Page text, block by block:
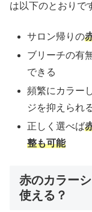
は以下のとおりで
サロン帰りの
ブリーチの有
できる
頻繁にカラー
ジを抑えられ
正しく選べば
整も可能
赤のカラー
使える？